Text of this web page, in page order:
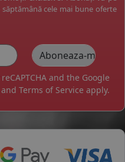
cele mai bune oferte
and the Google
and Terms of Service apply.